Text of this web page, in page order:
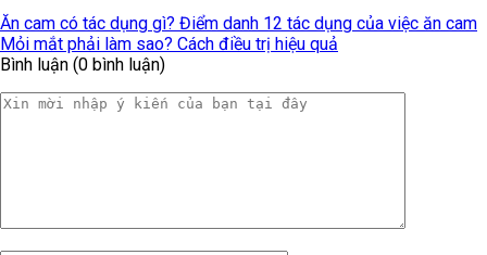
Ăn cam có tác dụng gì? Điểm danh 12 tác dụng của việc ăn cam
Mỏi mắt phải làm sao? Cách điều trị hiệu quả
Bình luận (0 bình luận)